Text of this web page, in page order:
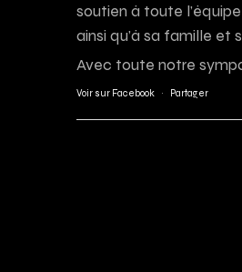
soutien à toute
ainsi qu’à sa famille et
Avec toute notre
Voir sur Facebook · Partager